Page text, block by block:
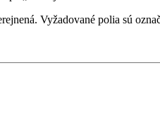
Vyžadované polia sú